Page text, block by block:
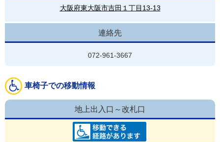
大阪府東大阪市吉田１丁目13-13
連絡先
072-961-3667
車椅子での移動情報
地上出入口～改札口